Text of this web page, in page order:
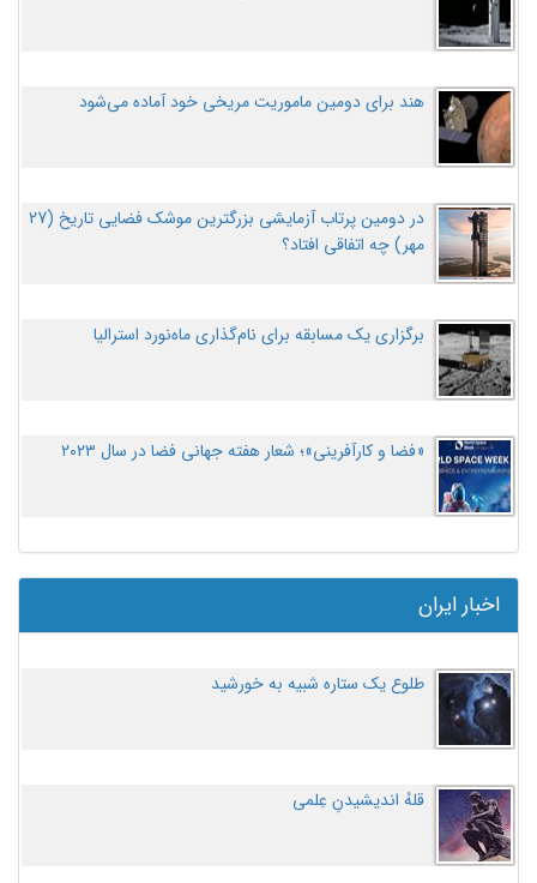
هند برای دومین ماموریت مریخی خود آماده می‌شود
در دومین پرتاب آزمایشی بزرگترین موشک فضایی تاریخ (27
مهر‌) چه اتفاقی افتاد؟
برگزاری یک مسابقه برای نام‌گذاری ماه‌نورد استرالیا
«فضا و کارآفرینی»؛ شعار هفته جهانی فضا در سال ۲۰۲۳
اخبار ایران
طلوع یک ستاره شبیه به خورشید
قلهُ اندیشیدنِ عِلمی